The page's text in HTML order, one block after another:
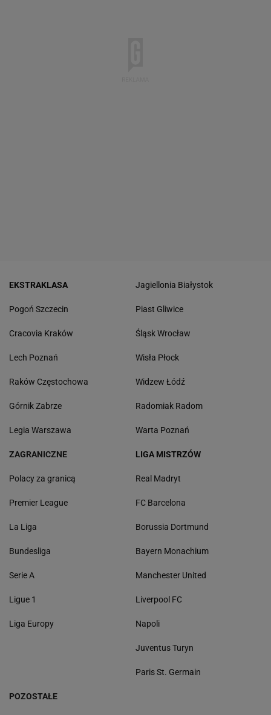
EKSTRAKLASA
Pogoń Szczecin
Cracovia Kraków
Lech Poznań
Raków Częstochowa
Górnik Zabrze
Legia Warszawa
Jagiellonia Białystok
Piast Gliwice
Śląsk Wrocław
Wisła Płock
Widzew Łódź
Radomiak Radom
Warta Poznań
ZAGRANICZNE
Polacy za granicą
Premier League
La Liga
Bundesliga
Serie A
Ligue 1
Liga Europy
LIGA MISTRZÓW
Real Madryt
FC Barcelona
Borussia Dortmund
Bayern Monachium
Manchester United
Liverpool FC
Napoli
Juventus Turyn
Paris St. Germain
POZOSTAŁE